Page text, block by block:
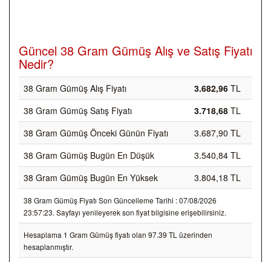
Güncel 38 Gram Gümüş Alış ve Satış Fiyatı
Nedir?
38 Gram Gümüş Alış Fiyatı 3.682,96 TL
38 Gram Gümüş Satış Fiyatı
3.718,68 TL
38 Gram Gümüş Önceki Günün Fiyatı
3.687,90 TL
38 Gram Gümüş Bugün En Düşük
3.540,84 TL
38 Gram Gümüş Bugün En Yüksek
3.804,18 TL
38 Gram Gümüş Fiyatı Son Güncelleme Tarihi : 07/08/2026
23:57:23. Sayfayı yenileyerek son fiyat bilgisine erişebilirsiniz.
Hesaplama 1 Gram Gümüş fiyatı olan 97.39 TL üzerinden
hesaplanmıştır.